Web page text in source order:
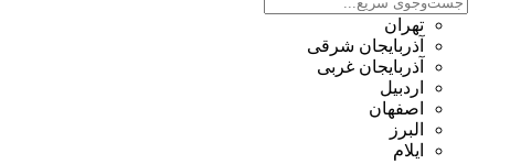
تهران
آذربایجان شرقی
آذربایجان غربی
اردبیل
اصفهان
البرز
ایلام